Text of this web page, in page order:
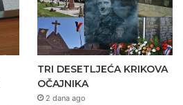
TRI DESETLJEĆA KRIKOVA
OČAJNIKA
2 dana ago